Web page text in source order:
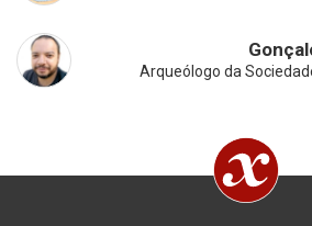
Arqueólogo da